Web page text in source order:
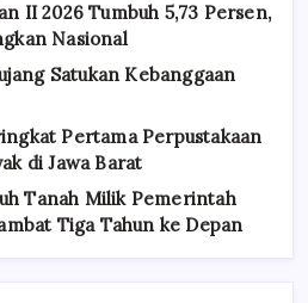
II 2026 Tumbuh 5,73 Persen,
Nasional
Satukan Kebanggaan
Pertama Perpustakaan
di Jawa Barat
Tanah Milik Pemerintah
Tiga Tahun ke Depan